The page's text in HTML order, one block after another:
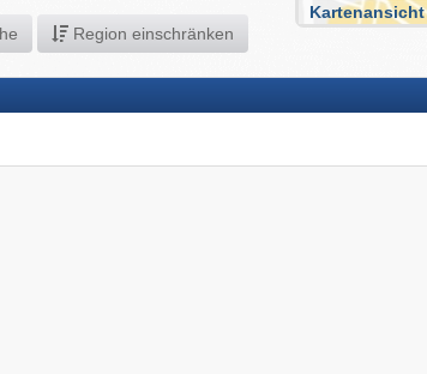
Region einschränken
Kartenansicht